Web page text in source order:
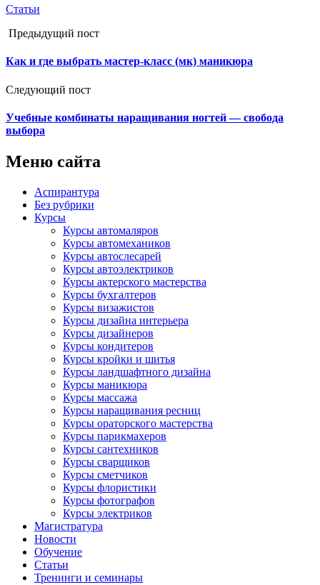
Статьи
Предыдущий пост
Как и где выбрать мастер-класс (мк) маникюра
Следующий пост
Учебные комбинаты наращивания ногтей — свобода
выбора
Меню сайта
Аспирантура
Без рубрики
Курсы
Курсы автомаляров
Курсы автомехаников
Курсы автослесарей
Курсы автоэлектриков
Курсы актерского мастерства
Курсы бухгалтеров
Курсы визажистов
Курсы дизайна интерьера
Курсы дизайнеров
Курсы кондитеров
Курсы кройки и шитья
Курсы ландшафтного дизайна
Курсы маникюра
Курсы массажа
Курсы наращивания ресниц
Курсы ораторского мастерства
Курсы парикмахеров
Курсы сантехников
Курсы сварщиков
Курсы сметчиков
Курсы флористики
Курсы фотографов
Курсы электриков
Магистратура
Новости
Обучение
Статьи
Тренинги и семинары